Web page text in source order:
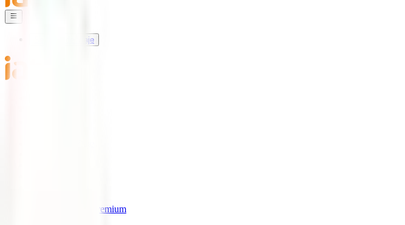
Seguros de Viaje
IATI Anulación Premium